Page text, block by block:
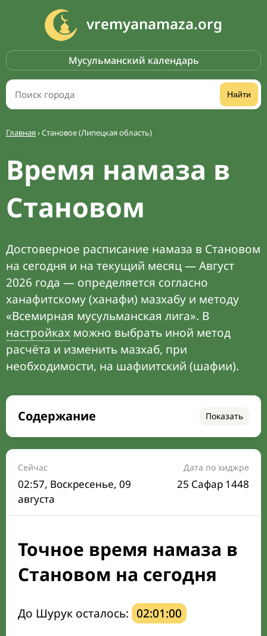
vremyanamaza.org
Мусульманский календарь
Найти
Главная›Становое (Липецкая область)
Время намаза в
Становом
Достоверное расписание намаза в Становом
на сегодня и на текущий месяц — Август
2026 года — определяется согласно
ханафитскому (ханафи) мазхабу и методу
«Всемирная мусульманская лига». В
настройках можно выбрать иной метод
расчёта и изменить мазхаб, при
необходимости, на шафиитский (шафии).
Содержание Показать
Время намаза на сегодня
Расписание на месяц
Время Сухура и Ифтара на сегодня
Календарь рамадана
Направление киблы
Сейчас
02:57, Воскресенье, 09
августа
Дата по хиджре
25 Сафар 1448
Точное время намаза в
Становом на сегодня
До Шурук осталось: 02:00:59